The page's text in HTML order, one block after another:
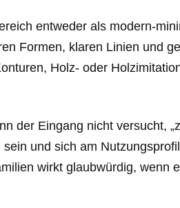
entweder als modern-
Formen, klaren Linien und
Holz- oder
der Eingang nicht versucht,
und sich am
wirkt glaubwürdig, wenn